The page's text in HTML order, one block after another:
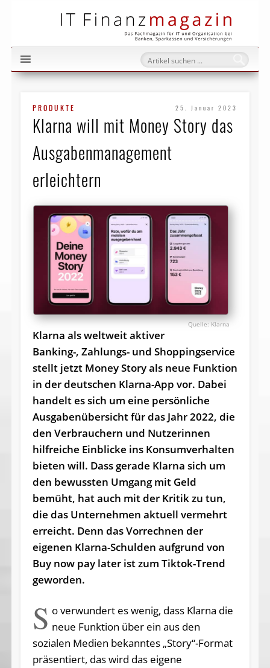
PRODUKTE 25. Januar 2023
Klarna will mit Money Story das
Ausgabenmanagement
erleichtern
Klarna
Klarna als weltweit aktiver
Banking-, Zahlungs- und Shoppingservice
stellt jetzt Money Story als neue Funktion
in der deutschen Klarna-App vor. Dabei
handelt es sich um eine persönliche
Ausgabenübersicht für das Jahr 2022, die
den Verbrauchern und Nutzerinnen
hilfreiche Einblicke ins Konsumverhalten
bieten will. Dass gerade Klarna sich um
den bewussten Umgang mit Geld
bemüht, hat auch mit der Kritik zu tun,
die das Unternehmen aktuell vermehrt
erreicht. Denn das Vorrechnen der
eigenen Klarna-Schulden aufgrund von
Buy now pay later ist zum Tiktok-Trend
geworden.
S o verwundert es wenig, dass Klarna die
neue Funktion über ein aus den
sozialen Medien bekanntes „Story“-Format
präsentiert, das wird das eigene